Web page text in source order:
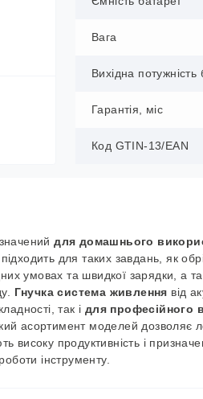
Вага
Вихідна потужність
Гарантія, міс
Код GTIN-13/EAN
для домашнього
для таких завдань, як
умовах та швидкої зарядки, а
Гнучка система живлення від
так і для професійного
асортимент моделей дозволяє
продуктивність і
інструменту.